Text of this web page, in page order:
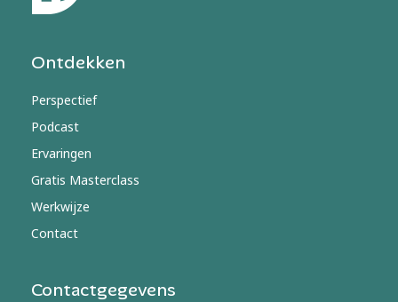
Ontdekken
Perspectief
Podcast
Ervaringen
Gratis Masterclass
Werkwijze
Contact
Contactgegevens